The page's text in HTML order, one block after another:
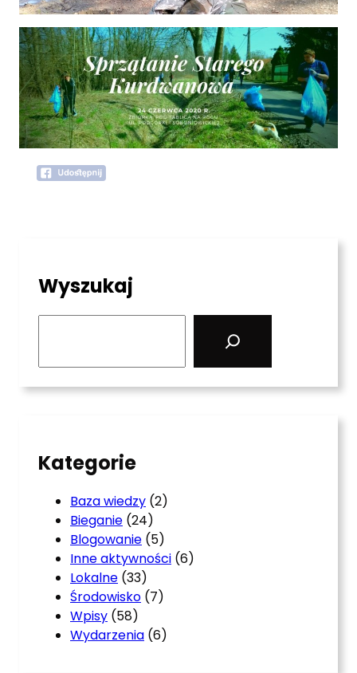
Wyszukaj
Kategorie
Baza wiedzy (2)
Bieganie (24)
Blogowanie (5)
Inne aktywności (6)
Lokalne (33)
Środowisko (7)
Wpisy (58)
Wydarzenia (6)